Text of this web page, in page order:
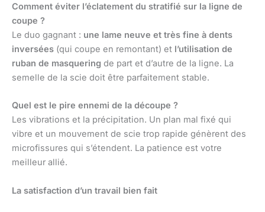
Comment éviter l’éclatement du stratifié sur la ligne de
coupe ?
Le duo gagnant : une lame neuve et très fine à dents
inversées (qui coupe en remontant) et l’utilisation de
ruban de masquering de part et d’autre de la ligne. La
semelle de la scie doit être parfaitement stable.
Quel est le pire ennemi de la découpe ?
Les vibrations et la précipitation. Un plan mal fixé qui
vibre et un mouvement de scie trop rapide génèrent des
microfissures qui s’étendent. La patience est votre
meilleur allié.
La satisfaction d’un travail bien fait